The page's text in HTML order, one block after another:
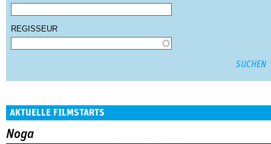
REGISSEUR
AKTUELLE FILMSTARTS
Noga